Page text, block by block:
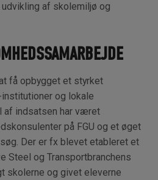
af skolemiljø og
få opbygget et styrket
og lokale
af indsatsen har været
på FGU og et øget
Der er fx blevet etableret et
Steel og Transportbranchens
skolerne og givet eleverne